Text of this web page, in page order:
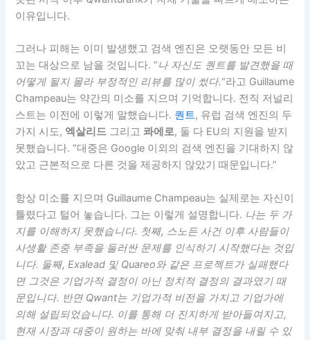
이유입니다.
그러나 피해는 이미 발생했고 검색 엔진은 오랫동안 모든 비
꼬는 대상으로 남을 것입니다. “나 자신도 퀀트를 발견했을 때
어떻게 될지 몰라 부정적인 리뷰를 많이 썼다.“라고 Guillaume
Champeau는 약간의 미소를 지으며 기억합니다. 전직 저널리
스트는 이전에 이렇게 말했습니다. 퀀트, 유럽 검색 엔진의 두
가지 시도, 엑살리드 그리고 콰에로, 둘 다 EU의 지원을 받지
못했습니다. “대중은 Google 이외의 검색 엔진을 기대하지 않
았고 근본적으로 다른 것을 제공하지 않았기 때문입니다.”
항상 미소를 지으며 Guillaume Champeau는 실제로는 자신이
틀렸다고 털어 놓습니다. 그는 이렇게 설명합니다. 나는 두 가
지를 이해하지 못했습니다. 첫째, 스노든 사건 이후 사람들이
사생활 존중 부족을 둘러싼 문제를 인식하기 시작했다는 것입
니다. 둘째, Exalead 및 Quareo와 같은 프로젝트가 실패했다
면 그것은 기업가적 결정이 아닌 정치적 결정의 결과였기 때
문입니다. 반면 Qwant는 기업가적 비전을 가지고 기업가에
의해 설립되었습니다. 이를 통해 더 진지하게 받아들여지고,
현재 시장과 대중이 원하는 바에 맞춰 내부 결정을 내릴 수 있